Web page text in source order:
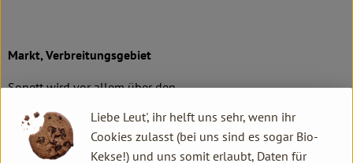
Markt, Verbreitungsgebiet
Sonett wird vor allem über den
Produkte gibt es in 43 Ländern. Insgesamt 31
europäischen und 12 außereuropäischen
Liebe Leut', ihr helft uns sehr, wenn ihr
Cookies zulasst (bei uns sind es sogar Bio-
Kekse!) und uns somit erlaubt, Daten für